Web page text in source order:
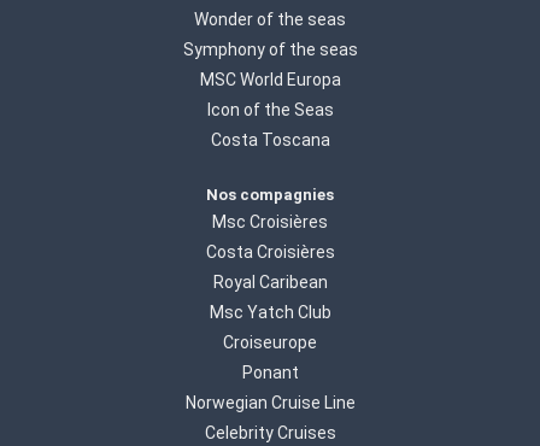
Wonder of the seas
Symphony of the seas
MSC World Europa
Icon of the Seas
Costa Toscana
Nos compagnies
Msc Croisières
Costa Croisières
Royal Caribean
Msc Yatch Club
Croiseurope
Ponant
Norwegian Cruise Line
Celebrity Cruises